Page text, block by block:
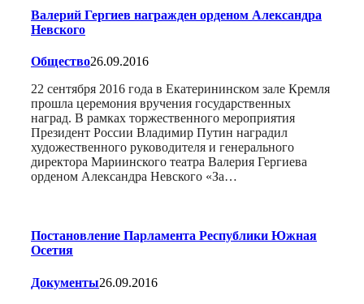
Валерий Гергиев награжден орденом Александра
Невского
Общество26.09.2016
22 сентября 2016 года в Екатерининском зале Кремля
прошла церемония вручения государственных
наград. В рамках торжественного мероприятия
Президент России Владимир Путин наградил
художественного руководителя и генерального
директора Мариинского театра Валерия Гергиева
орденом Александра Невского «За…
Постановление Парламента Республики Южная
Осетия
Документы26.09.2016